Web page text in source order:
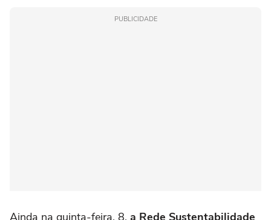
PUBLICIDADE
Ainda na quinta-feira, 8, a Rede Sustentabilidade